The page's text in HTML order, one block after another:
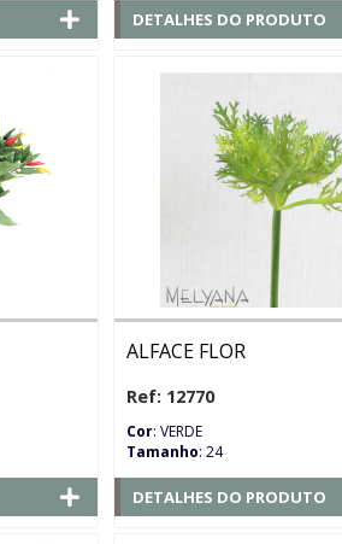
DETALHES DO PRODUTO
ALFACE FLOR
Ref: 12770
Cor: VERDE
Tamanho: 24
DETALHES DO PRODUTO